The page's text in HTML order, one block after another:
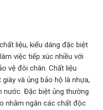
liệu, kiểu dáng đặc biệt
việc tiếp xúc nhiều với
vệ đôi chân. Chất liệu
và ủng bảo hộ là nhựa,
nước. Đặc biệt ủng thường
nhằm ngăn các chất độc